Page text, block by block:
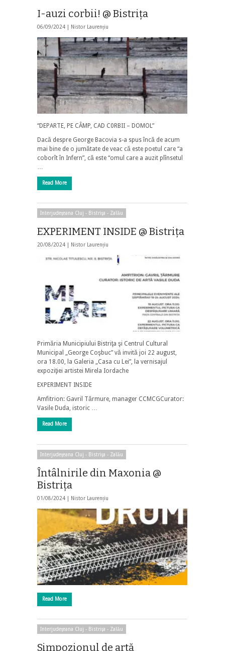
I-auzi corbii! @ Bistriţa
06/09/2024 | Nistor Laurențiu
“DEPARTE, PE CÂMP, CAD C0RBII – DOMOL”
Dacă despre George Bacovia s-a spus încă de acum
mai bine de o jumătate de veac că este poetul care “a
coborît în Infern”, că este “omul care a auzit plînsetul
…
Read More
Interjudeţeana Cluj - Bistriţa - Zalău
EXPERIMENT INSIDE @ Bistriţa
20/08/2024 | Nistor Laurențiu
Primăria Municipiului Bistriţa şi Centrul Cultural
Municipal „George Coşbuc” vă invită joi 22 august,
ora 18.00, la Galeria „Casa cu Lei”, la vernisajul
expoziţiei artistei Mirela Iordache
EXPERIMENT INSIDE
Amfitrion: Gavril Tărmure, manager CCMCGCurator:
Vasile Duda, istoric …
Read More
Interjudeţeana Cluj - Bistriţa - Zalău
Întâlnirile din Maxonia @
Bistriţa
01/08/2024 | Nistor Laurențiu
Read More
Interjudeţeana Cluj - Bistriţa - Zalău
Simpozionul de artă